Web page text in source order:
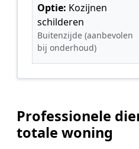
Optie: Kozijnen
schilderen
Buitenzijde (aanbevolen
bij onderhoud)
Professionele
totale woning